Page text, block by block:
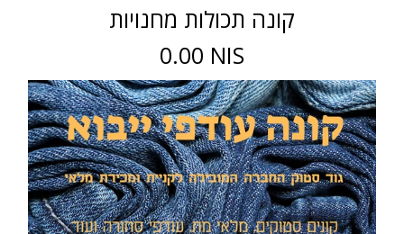
קונה תכולות מחנויות
0.00 NIS